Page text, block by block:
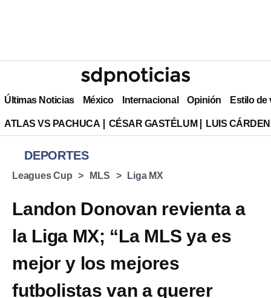
Últimas Noticias México Internacional Opinión Estilo de
ATLAS VS PACHUCA CÉSAR GASTÉLUM LUIS
DEPORTES
Leagues Cup MLS Liga MX
Landon Donovan revienta a
la Liga MX; “La MLS ya es
mejor y los mejores
futbolistas van a querer